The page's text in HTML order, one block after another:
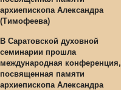
В Саратовской духовной
семинарии прошла
международная конференция,
посвященная памяти
архиепископа Александра